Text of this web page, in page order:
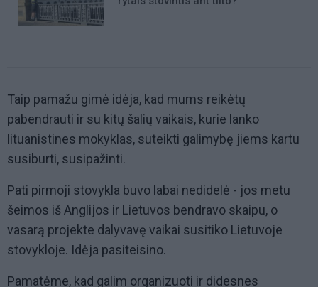
Taip pamažu gimė idėja, kad mums reikėtų
pabendrauti ir su kitų šalių vaikais, kurie lanko
lituanistines mokyklas, suteikti galimybę jiems kartu
susiburti, susipažinti.
Pati pirmoji stovykla buvo labai nedidelė - jos metu
šeimos iš Anglijos ir Lietuvos bendravo skaipu, o
vasarą projekte dalyvavę vaikai susitiko Lietuvoje
stovykloje. Idėja pasiteisino.
Pamatėme, kad galim organizuoti ir didesnes